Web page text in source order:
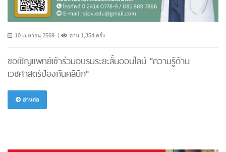
10 เมษายน 2569 อ่าน 1,354 ครั้ง
ขอเชิญแพทย์เข้าร่วมอบรมระยะสั้นออนไลน์ "ความรู้ด้าน
เวชศาสตร์ป้องกันคลินิก"
อ่านต่อ